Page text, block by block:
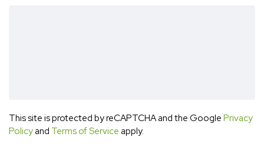
This site is protected by reCAPTCHA and the GooglePrivacy
Policyand Terms of Serviceapply.